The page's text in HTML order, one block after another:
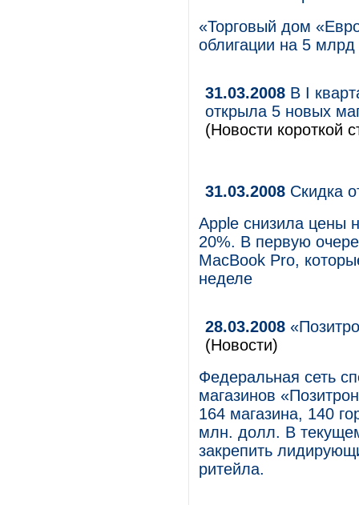
«Торговый дом
облигации на 5
31.03.2008 В I
открыла 5 новых
(Новости короткой
31.03.2008 Скидка
Apple снизила цены
20%. В первую
MacBook Pro,
неделе
28.03.2008
(Новости)
Федеральная сеть
магазинов
164 магазина, 140
млн. долл. В
закрепить
ритейла.